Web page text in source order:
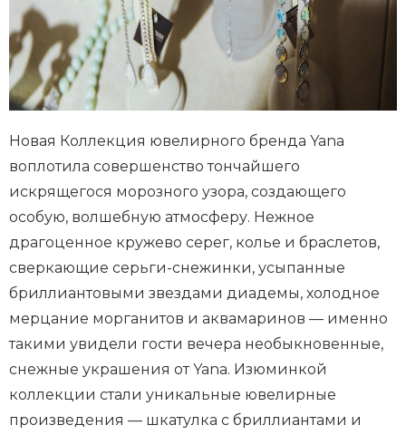
Новая Коллекция ювелирного бренда Yana
воплотила совершенство тончайшего
искрящегося морозного узора, создающего
особую, волшебную атмосферу. Нежное
драгоценное кружево серег, колье и браслетов,
сверкающие серьги-снежинки, усыпанные
бриллиантовыми звездами диадемы, холодное
мерцание морганитов и аквамаринов — именно
такими увидели гости вечера необыкновенные,
снежные украшения от Yana. Изюминкой
коллекции стали уникальные ювелирные
произведения — шкатулка с бриллиантами и